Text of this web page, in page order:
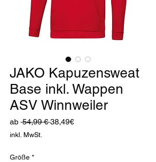
JAKO Kapuzensweat
Base inkl. Wappen
ASV Winnweiler
ab 54,99 € Standardpreis
38,49€Sale-
inkl. MwSt.
Größe *